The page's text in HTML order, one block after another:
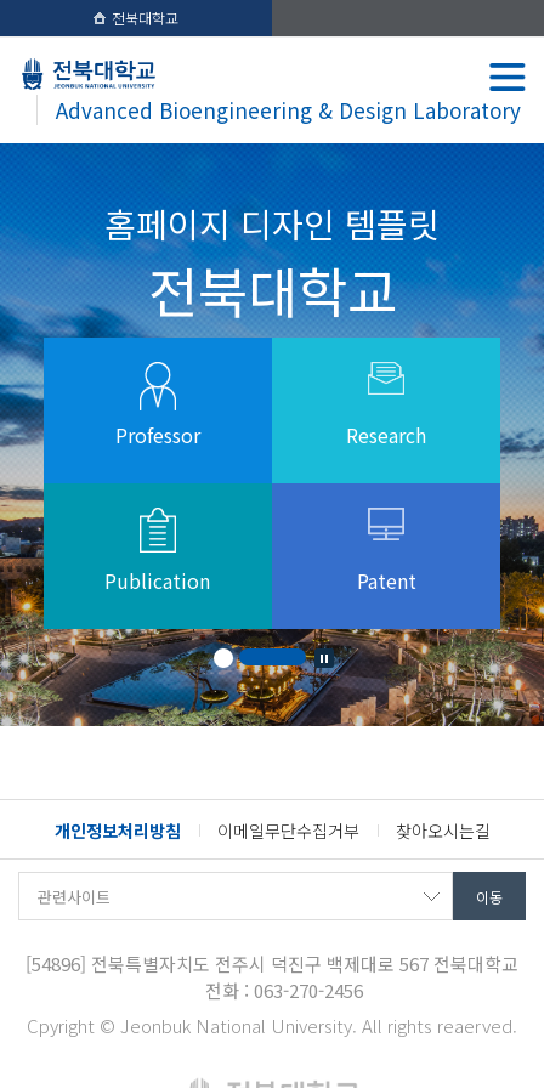
전북대학교
Advanced Bioengineering & Design Laboratory
홈페이지 디자인 템플릿
전북대학교
Professor Research
Publication Patent
개인정보처리방침 이메일무단수집거부 찾아오시는길
[54896] 전북특별자치도 전주시 덕진구 백제대로 567 전북대학교
전화 : 063-270-2456
Cpyright © Jeonbuk National University. All rights reaerved.